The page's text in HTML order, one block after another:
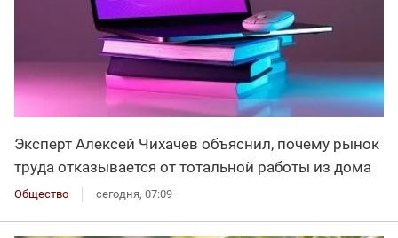
Эксперт Алексей Чихачев объяснил, почему рынок
труда отказывается от тотальной работы из дома
Общество сегодня, 07:09